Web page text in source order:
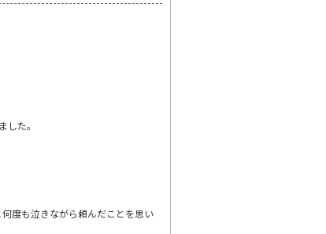
た。
度も泣きながら頼んだことを思い